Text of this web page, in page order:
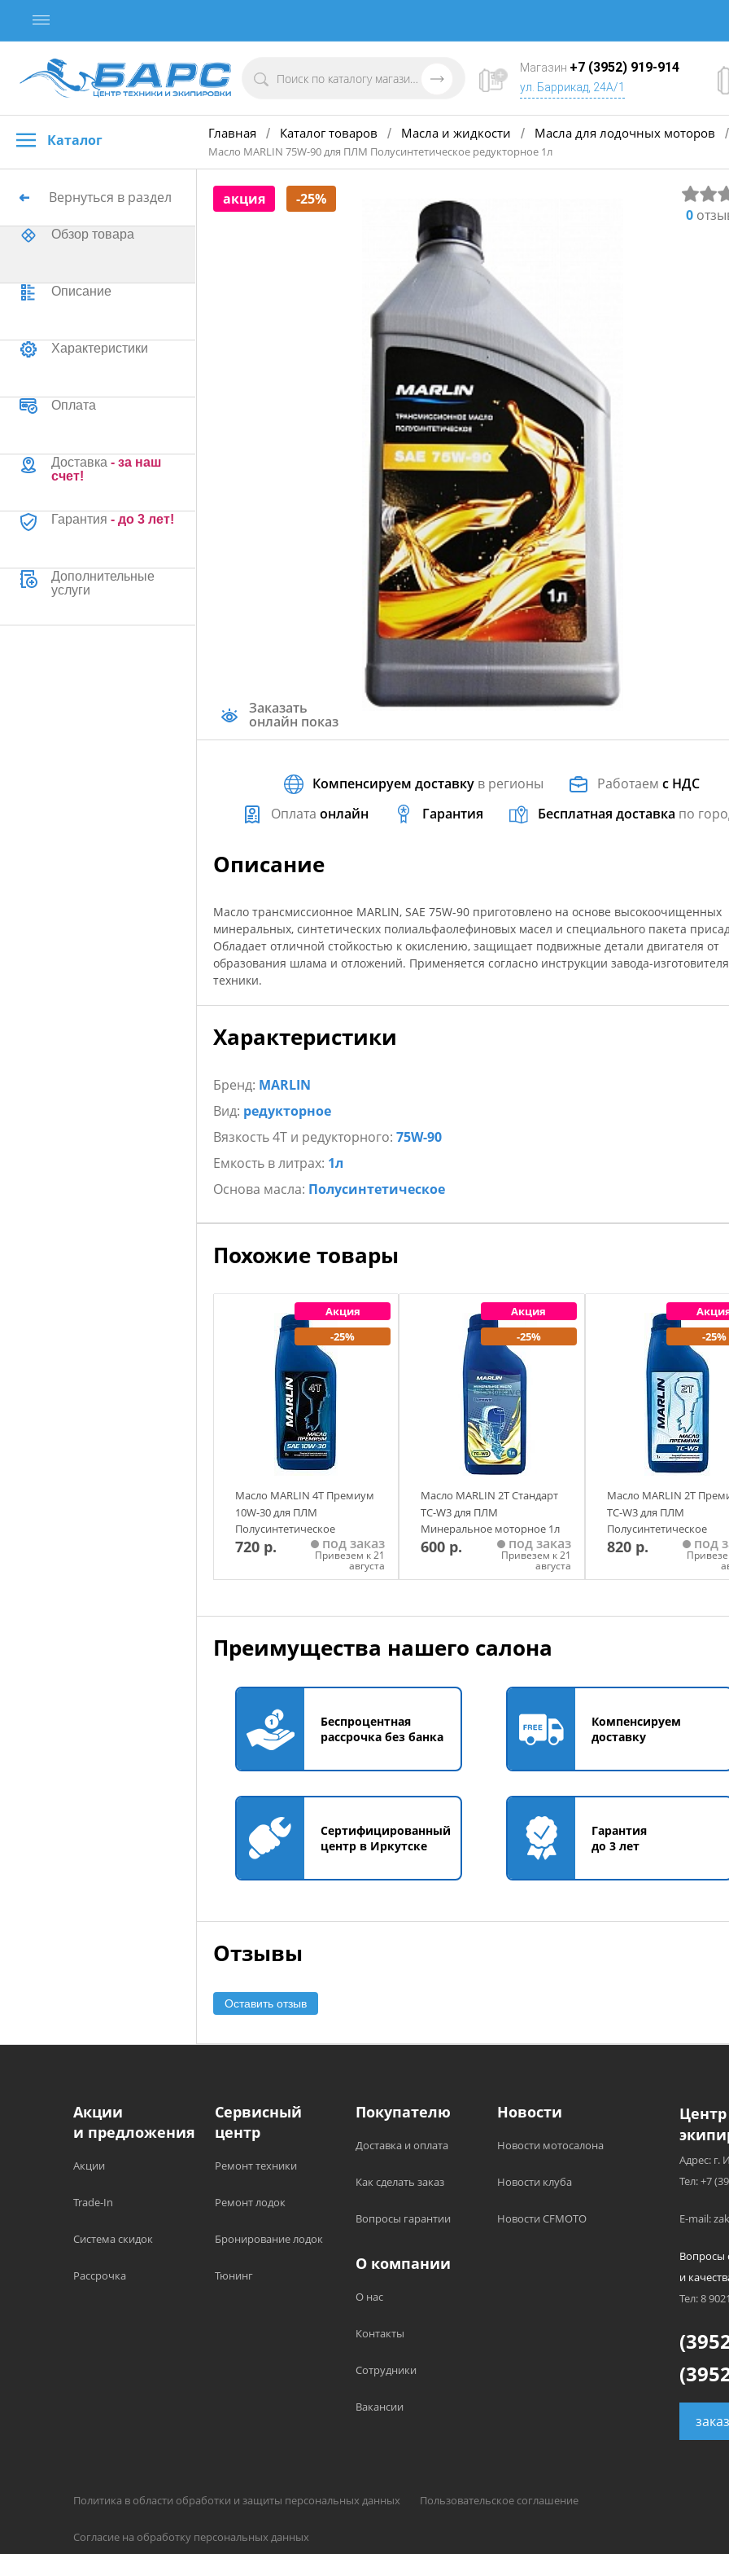
Магазин +7 (3952) 919-914
ул. Баррикад, 24А/1
Каталог Главная / Каталог товаров / Масла и жидкости / Масла для лодочных моторов /
Масло MARLIN 75W-90 для ПЛМ Полусинтетическое редукторное 1л
Вернуться в раздел
Обзор товара
Описание
Характеристики
Оплата
Доставка - за наш
счет!
Гарантия - до 3 лет!
Дополнительные
услуги
акция
-25%
0
Заказать
онлайн показ
Компенсируем доставку в регионы Работаемс НДС
Оплата онлайн Гарантия Бесплатная доставка по
Описание
Масло трансмиссионное MARLIN, SAE 75W-90 приготовлено на основе высокоочищенных
минеральных, синтетических полиальфаолефиновых масел и специального пакета
Обладает отличной стойкостью к окислению, защищает подвижные детали двигателя от
образования шлама и отложений. Применяется согласно инструкции завода-изготовителя
техники.
Характеристики
Бренд: MARLIN
Вид: редукторное
Вязкость 4Т и редукторного: 75W-90
Емкость в литрах: 1л
Основа масла: Полусинтетическое
Похожие товары
Акция
-25%
Масло MARLIN 4Т Премиум
10W-30 для ПЛМ
Полусинтетическое
моторное 1л
720 р. под заказ
Привезем к 21
августа
Акция
-25%
Масло MARLIN 2Т Стандарт
TC-W3 для ПЛМ
Минеральное моторное 1л
600 р. под заказ
Привезем к 21
августа
-25%
Масло MARLIN 2Т
TC-W3 для ПЛМ
Полусинтетическое
моторное 1л
820 р. под
Преимущества нашего салона
Беспроцентная
рассрочка без банка
Компенсируем
доставку
Сертифицированный
центр в Иркутске
Гарантия
до 3 лет
Отзывы
Оставить отзыв
Акции
и предложения
Акции
Trade-In
Система скидок
Рассрочка
Сервисный
центр
Ремонт техники
Ремонт лодок
Бронирование лодок
Тюнинг
Покупателю
Доставка и оплата
Как сделать заказ
Вопросы гарантии
Новости
Новости мотосалона
Новости клуба
Новости CFMOTO
О компании
О нас
Контакты
Сотрудники
Вакансии
Политика в области обработки и защиты персональных данных Пользовательское соглашение
Согласие на обработку персональных данных
Адрес: г.
Тел: +7
E-mail:
Вопросы
и
Тел: 8